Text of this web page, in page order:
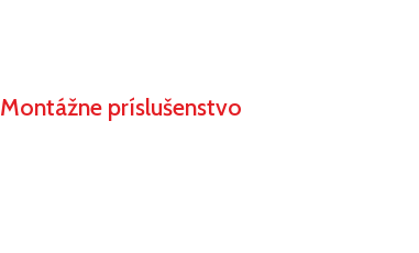
Montážne príslušenstvo